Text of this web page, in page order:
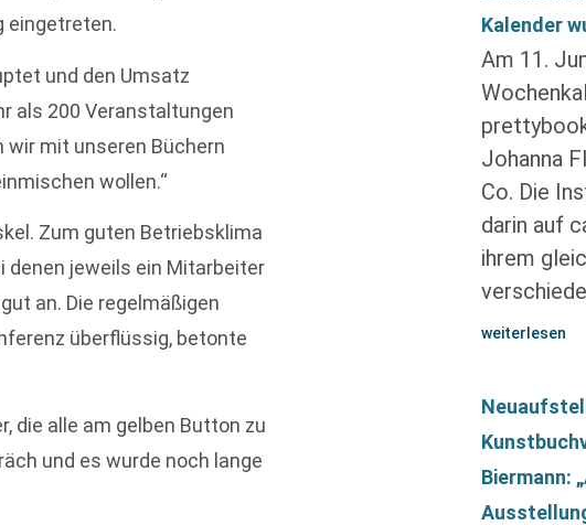
eingetreten.
und den Umsatz
als 200 Veranstaltungen
wir mit unseren Büchern
wollen.“
Zum guten Betriebsklima
denen jeweils ein Mitarbeiter
an. Die regelmäßigen
überflüssig, betonte
die alle am gelben Button zu
und es wurde noch lange
Kalender
Am 11.
Johanna
Co. Die
darin auf
ihrem
weiterlesen
Biermann: